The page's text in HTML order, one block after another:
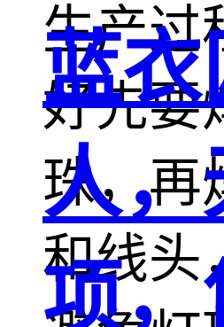
生产过
好先要
珠，再
和线头
蓝衣
人，
项，